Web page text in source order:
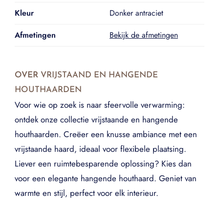
Kleur
Donker antraciet
Afmetingen
Bekijk de afmetingen
OVER VRIJSTAAND EN HANGENDE
HOUTHAARDEN
Voor wie op zoek is naar sfeervolle verwarming:
ontdek onze collectie vrijstaande en hangende
houthaarden. Creëer een knusse ambiance met een
vrijstaande haard, ideaal voor flexibele plaatsing.
Liever een ruimtebesparende oplossing? Kies dan
voor een elegante hangende houthaard. Geniet van
warmte en stijl, perfect voor elk interieur.